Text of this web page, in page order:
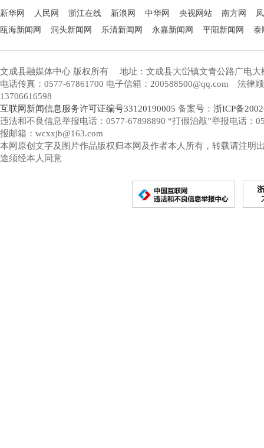
新华网 人民网 浙江在线 新浪网 中华网 央视网站 南方网
瓯海新闻网
洞头新闻网 乐清新闻网 永嘉新闻网 平阳新闻网 泰
文成县融媒体中心 版权所有
地址：文成县大峃镇文青公路广电大
电话传真：0577-67861700 电子信箱：200588500@qq.com 法律
13706616598
互联网新闻信息服务许可证编号33120190005 备案号： 浙ICP备
违法和不良信息举报电话：0577-67898890 “打假治敲”举报电话：
报邮箱：wcxxjb@163.com
本网原创文字及图片作品版权归本网及作者本人所有，转载请注明
途须经本人同意